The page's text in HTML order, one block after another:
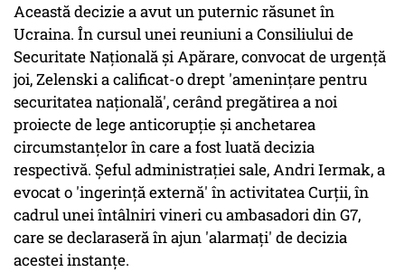
Această decizie a avut un puternic răsunet în
Ucraina. În cursul unei reuniuni a Consiliului de
Securitate Naţională şi Apărare, convocat de urgenţă
joi, Zelenski a calificat-o drept 'ameninţare pentru
securitatea naţională', cerând pregătirea a noi
proiecte de lege anticorupţie şi anchetarea
circumstanţelor în care a fost luată decizia
respectivă. Şeful administraţiei sale, Andri Iermak, a
evocat o 'ingerinţă externă' în activitatea Curţii, în
cadrul unei întâlniri vineri cu ambasadori din G7,
care se declaraseră în ajun 'alarmaţi' de decizia
acestei instanţe.